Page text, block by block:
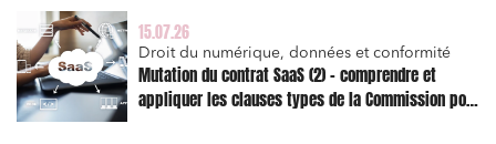
15.07.26
Droit du numérique, données et conformité
Mutation du contrat SaaS (2) – comprendre et
appliquer les clauses types de la Commission pour
Banque finance et assurance
Droit des sociétés et Fusions-Acquisitions